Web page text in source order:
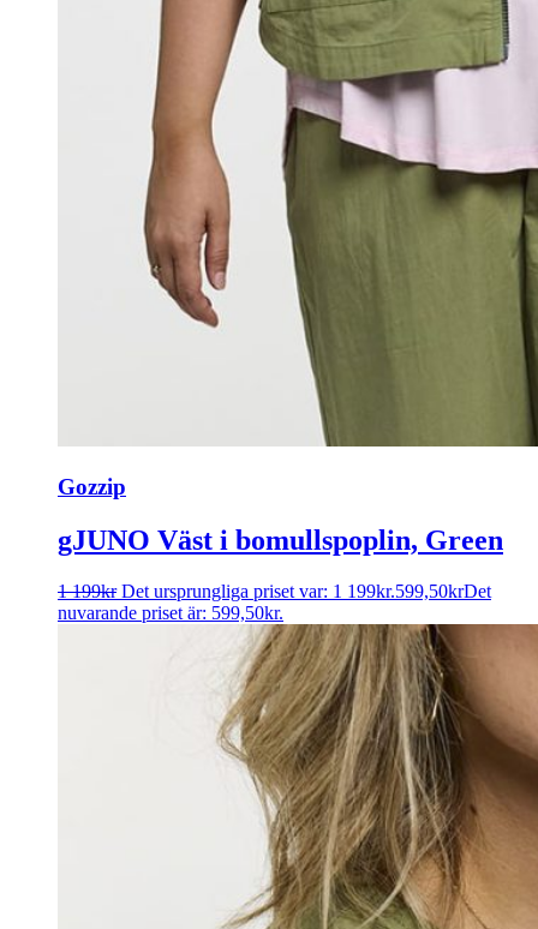
Gozzip
gJUNO Väst i bomullspoplin, Green
1 199kr Det ursprungliga priset var: 1 199kr.599,50krDet
nuvarande priset är: 599,50kr.